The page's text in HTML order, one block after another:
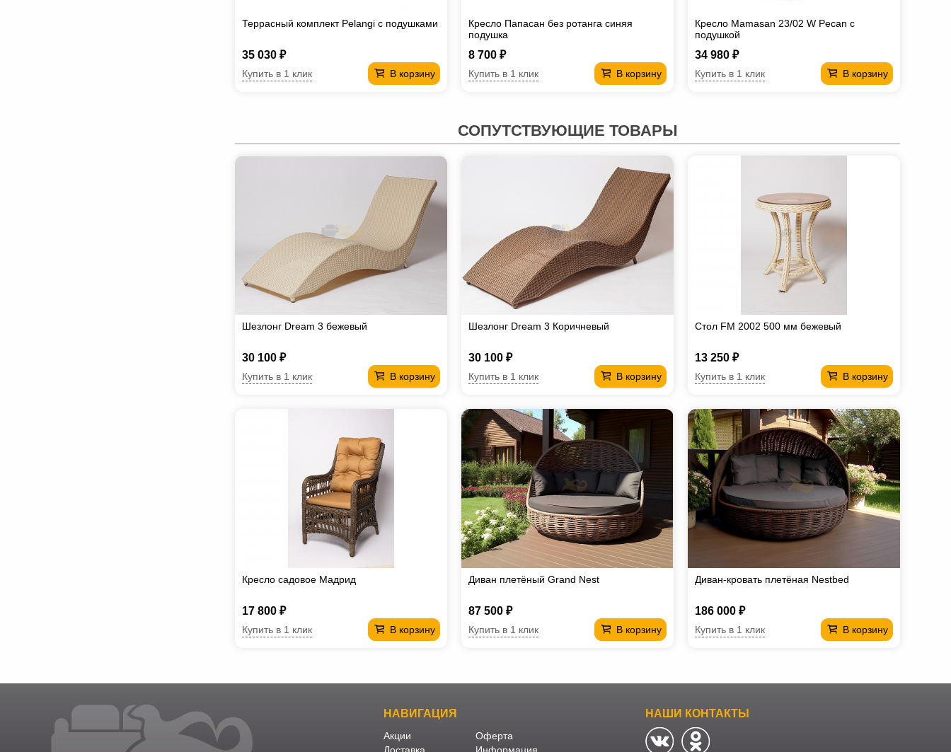
Террасный комплект Pelangi с подушками
35 030 ₽
В корзину
Купить в 1 клик
Кресло Папасан без ротанга синяя
подушка
8 700 ₽
В корзину
Купить в 1 клик
Кресло Mamasan 23/02 W Pecan с
подушкой
34 980 ₽
В корзину
Купить в 1 клик
СОПУТСТВУЮЩИЕ ТОВАРЫ
Шезлонг Dream 3 бежевый
30 100 ₽
В корзину
Купить в 1 клик
Шезлонг Dream 3 Коричневый
30 100 ₽
В корзину
Купить в 1 клик
Стол FM 2002 500 мм бежевый
13 250 ₽
В корзину
Купить в 1 клик
Кресло садовое Мадрид
17 800 ₽
В корзину
Купить в 1 клик
Диван плетёный Grand Nest
87 500 ₽
В корзину
Купить в 1 клик
Диван-кровать плетёная Nestbed
186 000 ₽
В корзину
Купить в 1 клик
НАВИГАЦИЯ
Акции
Оферта
НАШИ КОНТАКТЫ